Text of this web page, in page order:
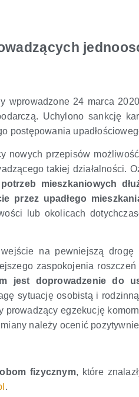
wprowadzone 24 marca
Uchylono sankcję
postępowania
nowych przepisów
takiej działalności.
mieszkaniowych
przez upadłego
lub okolicach
na pewniejszą drogę
zaspokojenia
jest doprowadzenie do
sytuację osobistą i
egzekucję
należy ocenić
fizycznym, które
.